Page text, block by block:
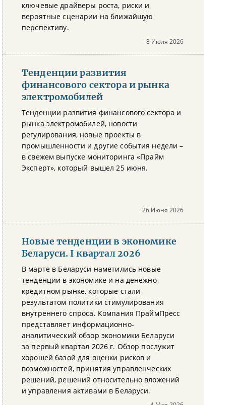
ключевые драйверы роста, риски и
вероятные сценарии на ближайшую
перспективу.
8 Июля 2026
Тенденции развития
финансового сектора и рынка
электромобилей
Тенденции развития финансового сектора и
рынка электромобилей, новости
регулирования, новые проекты в
промышленности и другие события недели –
в свежем выпуске мониторинга «Прайм
Эксперт», который вышел 25 июня.
26 Июня 2026
Новые тенденции в экономике
Беларуси. I квартал 2026
В марте в Беларуси наметились новые
тенденции в экономике и на денежно-
кредитном рынке, которые стали
результатом политики стимулирования
внутреннего спроса. Компания ПраймПресс
представляет информационно-
аналитический обзор экономики Беларуси
за первый квартал 2026 г. Обзор послужит
хорошей базой для оценки рисков и
возможностей, принятия управленческих
решений, решений относительно вложений
и управления активами в Беларуси.